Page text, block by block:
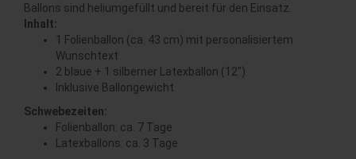
Ballons sind heliumgefüllt und bereit für den Einsatz.
Inhalt:
1 Folienballon (ca. 43 cm) mit personalisiertem
Wunschtext
2 blaue + 1 silberner Latexballon (12")
Inklusive Ballongewicht
Schwebezeiten:
Folienballon: ca. 7 Tage
Latexballons: ca. 3 Tage